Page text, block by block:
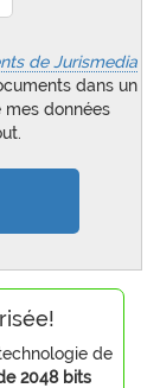
de Jurismedia
dans un
mes données
de
2048 bits